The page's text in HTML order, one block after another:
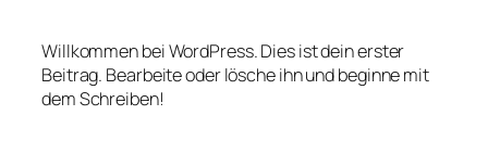
Willkommen bei WordPress. Dies ist dein erster
Beitrag. Bearbeite oder lösche ihn und beginne mit
dem Schreiben!